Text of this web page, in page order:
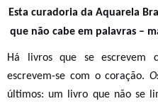
Esta curadoria da Aquarela
que não cabe em palavras –
Há livros que se escrevem
escrevem-se com o coração.
últimos: um livro que não se